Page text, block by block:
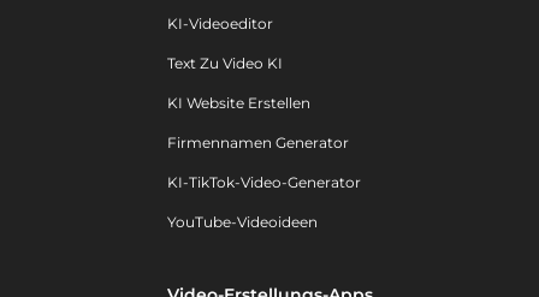
KI-Videoeditor
Text Zu Video KI
KI Website Erstellen
Firmennamen Generator
KI-TikTok-Video-Generator
YouTube-Videoideen